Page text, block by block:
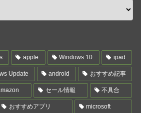
apple Windows 10 ipad
Update android おすすめ記事
セール情報 不具合
おすすめアプリ microsoft